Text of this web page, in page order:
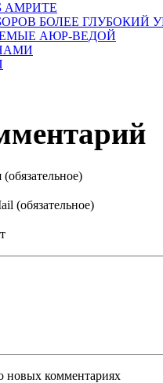
АМРИТЕ
БОЛЕЕ ГЛУБОКИЙ
АЮР-ВЕДОЙ
(обязательное)
новых комментариях